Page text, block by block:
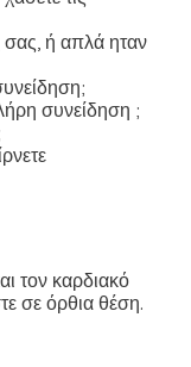
σας, ή απλά ηταν
συνείδηση ;
τον καρδιακό
σε όρθια θέση.